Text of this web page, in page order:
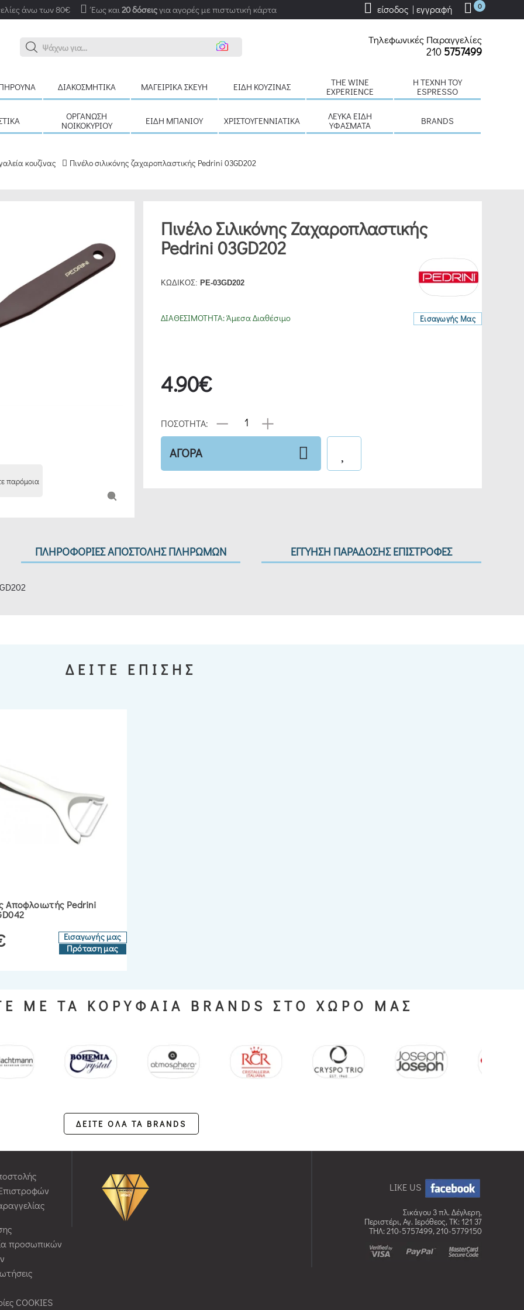
άνω των 80€ Έως και20 δόσειςγια αγορές με πιστωτική κάρτα 0
είσοδος | εγγραφή
Αναζ
Τηλεφωνικές Παραγγελίες
210 5757499
ΔΙΑΚΟΣΜΗΤΙΚΆ ΜΑΓΕΙΡΙΚΆ ΣΚΕΎΗ ΕΊΔΗ ΚΟΥΖΊΝΑΣ
THE WINE
EXPERIENCE
H ΤΈΧΝΗ ΤΟΥ
ESPRESSO
ΟΡΓΆΝΩΣΗ
ΝΟΙΚΟΚΥΡΙΟΎ
ΕΊΔΗ ΜΠΆΝΙΟΥ ΧΡΙΣΤΟΥΓΕΝΝΙΆΤΙΚΑ
ΛΕΥΚΆ ΕΊΔΗ
ΥΦΆΣΜΑΤΑ
BRANDS
κουζίνας Πινέλο σιλικόνης ζαχαροπλαστικής Pedrini 03GD202
παρόμοια
Πινέλο Σιλικόνης Ζαχαροπλαστικής
Pedrini 03GD202
ΚΩΔΙΚΟΣ: PE-03GD202
Εισαγωγής Μας
ΔΙΑΘΕΣΙΜΟΤΗΤΑ:Άμεσα Διαθέσιμο
4.90€
ΠΟΣΟΤΗΤΑ:
ΑΓΟΡΑ
ΠΛΗΡΟΦΟΡΙΕΣ ΑΠΟΣΤΟΛΗΣ ΠΛΗΡΩΜΩΝ ΕΓΓΥΗΣΗ ΠΑΡΑΔΟΣΗΣ ΕΠΙΣΤΡΟΦΕΣ
ΔΕΙΤΕ ΕΠΙΣΗΣ
Αποφλοιωτής Pedrini
Εισαγωγής μας
Πρόταση μας
ΜΕ ΤΑ ΚΟΡΥΦΑΙΑ BRANDS ΣΤΟ ΧΩΡΟ ΜΑΣ
ΔΕΙΤΕ ΟΛΑ ΤΑ BRANDS
προσωπικών
COOKIES
LIKE US
Σικάγου 3 πλ. Δέγλερη,
Περιστέρι, Αγ. Ιερόθεος, TK: 121 37
ΤΗΛ: 210-5757499, 210-5779150